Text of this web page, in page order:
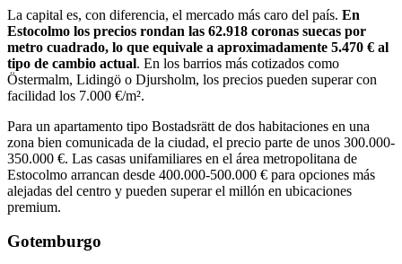
La capital es, con diferencia, el mercado más caro del país. En
Estocolmo los precios rondan las 62.918 coronas suecas por
metro cuadrado, lo que equivale a aproximadamente 5.470 € al
tipo de cambio actual. En los barrios más cotizados como
Östermalm, Lidingö o Djursholm, los precios pueden superar con
facilidad los 7.000 €/m².
Para un apartamento tipo Bostadsrätt de dos habitaciones en una
zona bien comunicada de la ciudad, el precio parte de unos 300.000-
350.000 €. Las casas unifamiliares en el área metropolitana de
Estocolmo arrancan desde 400.000-500.000 € para opciones más
alejadas del centro y pueden superar el millón en ubicaciones
premium.
Gotemburgo